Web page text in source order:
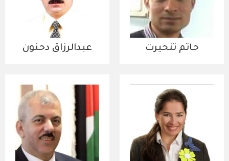
حاتم تنحيرت عبدالرزاق دحنون